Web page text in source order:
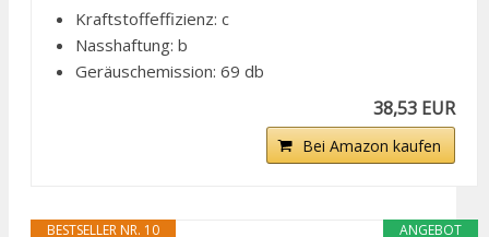
Kraftstoffeffizienz: c
Nasshaftung: b
Geräuschemission: 69 db
38,53 EUR
Bei Amazon kaufen
ANGEBOT
BESTSELLER NR. 10